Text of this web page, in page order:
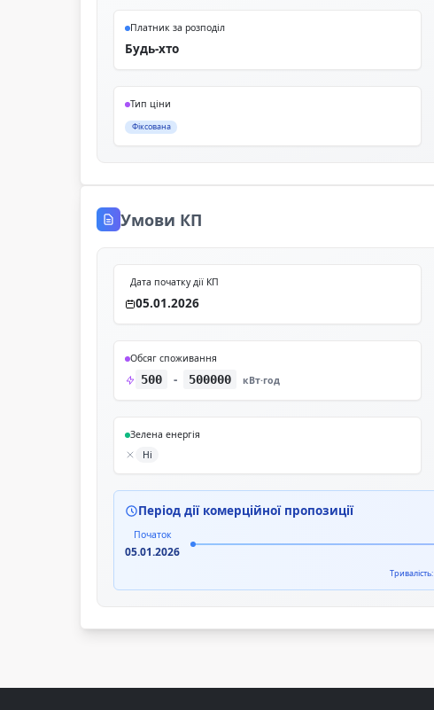
Платник за розподіл
Будь-хто
Тип ціни
Фіксована
Умови КП
Дата початку дії КП
05.01.2026
Обсяг споживання
500 - 500000 кВт·год
Зелена енергія
Ні
Період дії комерційної пропозиції
Початок
05.01.2026
Тривалість: